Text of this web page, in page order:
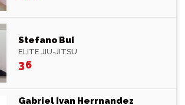
Stefano Bui
ELITE JIU-JITSU
36
Gabriel Ivan Herrnandez